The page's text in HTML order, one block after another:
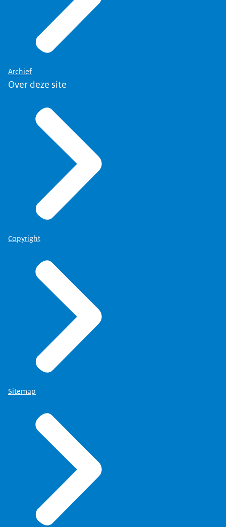
Archief
Over deze site
Copyright
Sitemap